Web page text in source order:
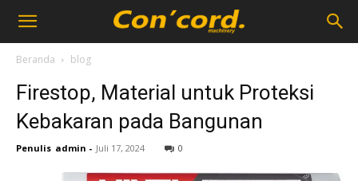
Beranda blog
Firestop, Material untuk Proteksi
Kebakaran pada Bangunan
Penulis admin - Juli 17, 2024 0